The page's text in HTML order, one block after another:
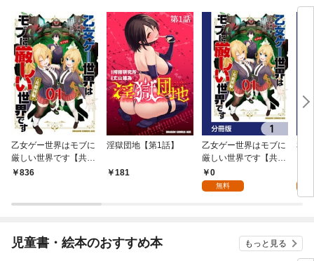
乙女ゲー世界はモブに
厳しい世界です【共和
国編】 ０１
836
淫獄団地【第1話】
181
乙女ゲー世界はモブに
厳しい世界です【共和
国編】【分冊版】 1
0
無料
私
を
版
児童書・絵本のおすすめ本 もっと見る